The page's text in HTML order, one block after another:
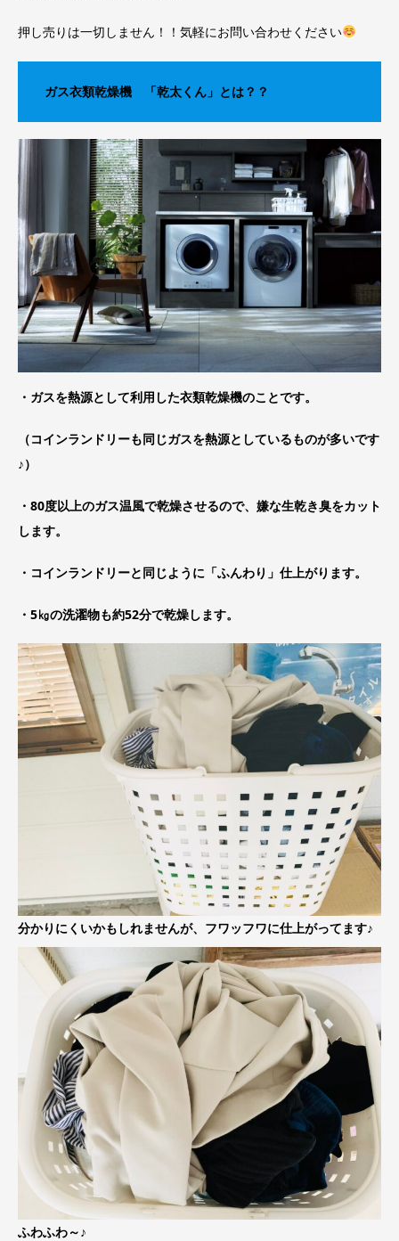
押し売りは一切しません！！気軽にお問い合わせください
ガス衣類乾燥機 「乾太くん」とは？？
・ガスを熱源として利用した衣類乾燥機のことです。
（コインランドリーも同じガスを熱源としているものが多いです
♪）
・80度以上のガス温風で乾燥させるので、嫌な生乾き臭をカット
します。
・コインランドリーと同じように「ふんわり」仕上がります。
・5㎏の洗濯物も約52分で乾燥します。
分かりにくいかもしれませんが、フワッフワに仕上がってます♪
ふわふわ～♪